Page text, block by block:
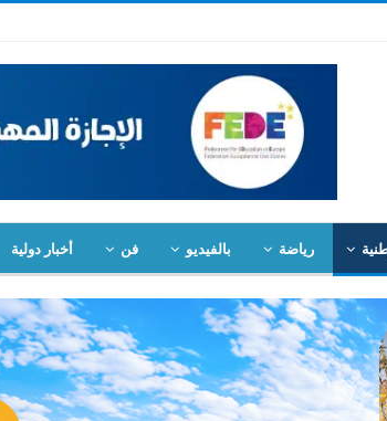
رياضة بالفيديو فن أخبار دولية